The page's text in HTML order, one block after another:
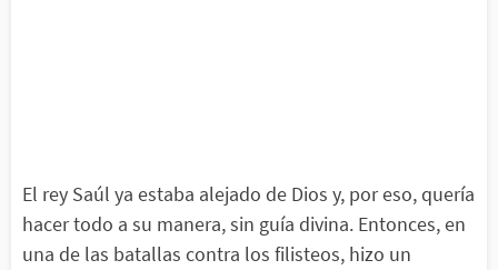
El rey Saúl ya estaba alejado de Dios y, por eso, quería
hacer todo a su manera, sin guía divina. Entonces, en
una de las batallas contra los filisteos, hizo un